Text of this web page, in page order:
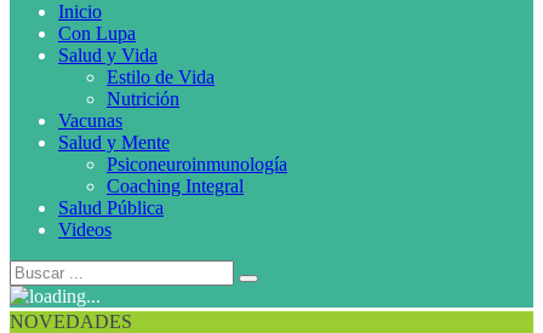
Inicio
Con Lupa
Salud y Vida
Estilo de Vida
Nutrición
Vacunas
Salud y Mente
Psiconeuroinmunología
Coaching Integral
Salud Pública
Videos
NOVEDADES